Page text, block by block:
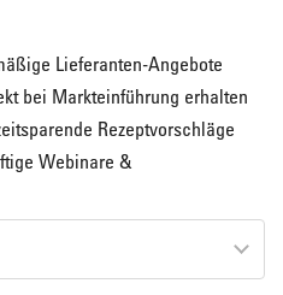
Lieferanten-Angebote
bei Markteinführung erhalten
Rezeptvorschläge
Webinare &